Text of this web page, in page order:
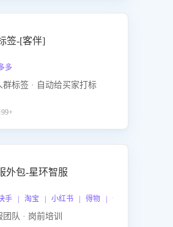
签-[客伴]
多
标签 · 自动给买家打标
外包-星环智服
| 淘宝 | 小红书 | 得物 | 企业微信
队 · 岗前培训